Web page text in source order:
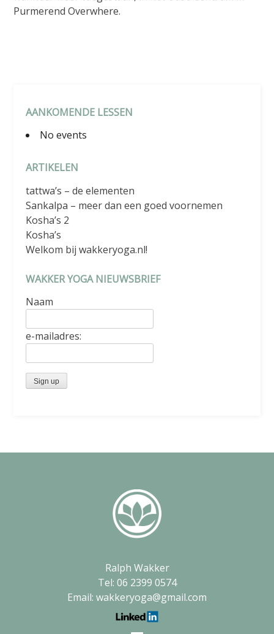
Purmerend Overwhere.
AANKOMENDE LESSEN
No events
ARTIKELEN
tattwa’s – de elementen
Sankalpa – meer dan een goed voornemen
Kosha’s 2
Kosha’s
Welkom bij wakkeryoga.nl!
WAKKER YOGA NIEUWSBRIEF
Naam
e-mailadres:
Ralph Wakker
Tel: 06 2399 0574
Email: wakkeryoga@gmail.com